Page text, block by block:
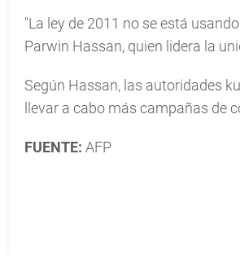
"La ley de 2011 no se está
Parwin Hassan, quien lidera la
Según Hassan, las autoridades
llevar a cabo más campañas de
FUENTE: AFP